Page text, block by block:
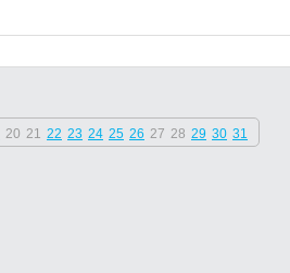
20 21 22 23 24 25 26 27 28 29 30 31